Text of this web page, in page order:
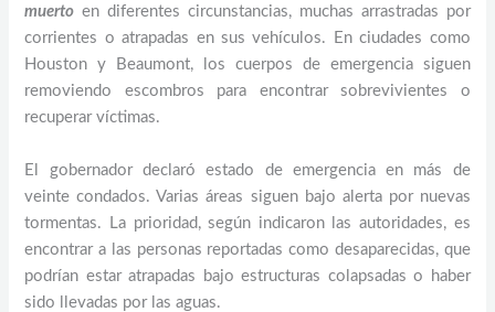
muerto en diferentes circunstancias, muchas arrastradas por
corrientes o atrapadas en sus vehículos. En ciudades como
Houston y Beaumont, los cuerpos de emergencia siguen
removiendo escombros para encontrar sobrevivientes o
recuperar víctimas.
El gobernador declaró estado de emergencia en más de
veinte condados. Varias áreas siguen bajo alerta por nuevas
tormentas. La prioridad, según indicaron las autoridades, es
encontrar a las personas reportadas como desaparecidas, que
podrían estar atrapadas bajo estructuras colapsadas o haber
sido llevadas por las aguas.